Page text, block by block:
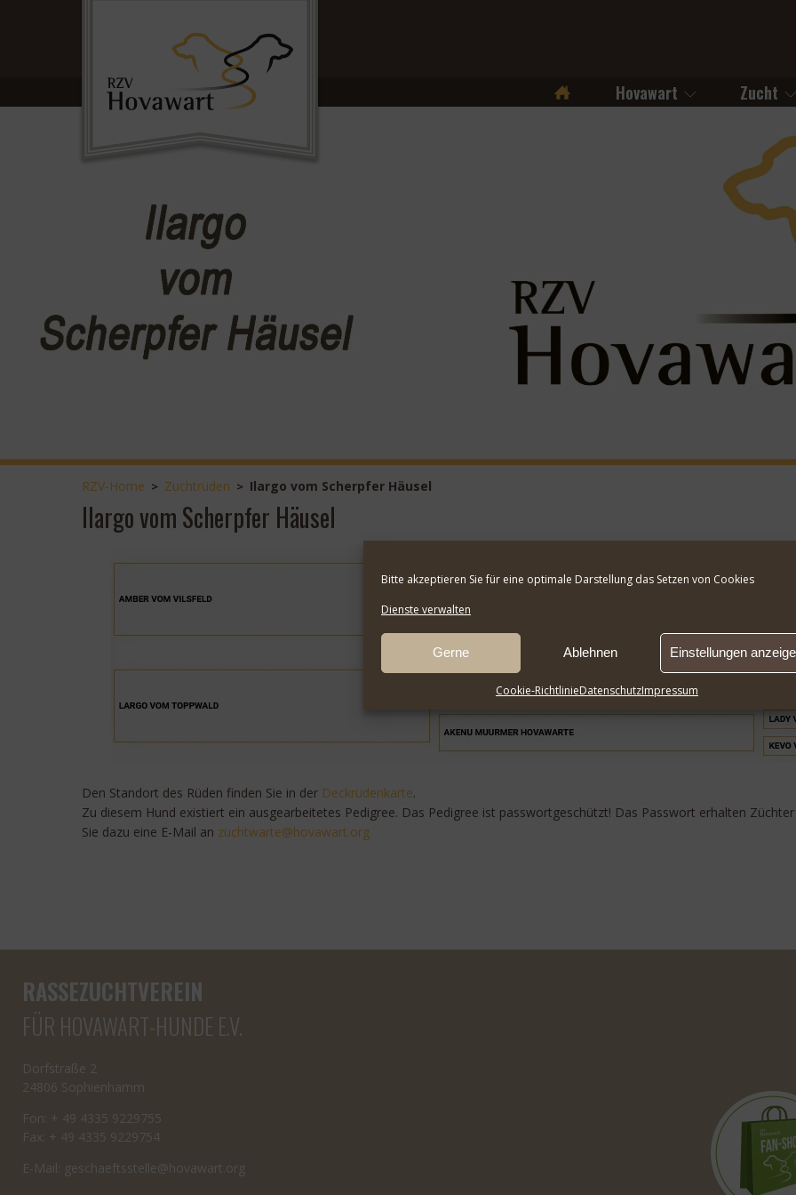
Bitte akzeptieren Sie für eine optimale Darstellung das Setzen von Cookies
Dienste verwalten
Gerne Ablehnen Einstellungen
Cookie-RichtlinieDatenschutzImpressum
StartseiteHovawart Zucht
RZV-Home > Zuchtrüden > Ilargo vom Scherpfer Häusel
Ilargo vom Scherpfer Häusel
Den Standort des Rüden finden Sie in der Deckrüdenkarte.
Zu diesem Hund existiert ein ausgearbeitetes Pedigree. Das Pedigree ist passwortgeschützt! Das Passwort erhalten
Sie dazu eine E-Mail an
gro.t
rawav
oh@et
rawth
cuz
RASSEZUCHTVEREIN
FÜR HOVAWART-HUNDE E.V.
Dorfstraße 2
24806 Sophienhamm
Fon: + 49 4335 9229755
Fax: + 49 4335 9229754
E-Mail:
gro.t
rawav
oh@el
letss
tfeah
cseg